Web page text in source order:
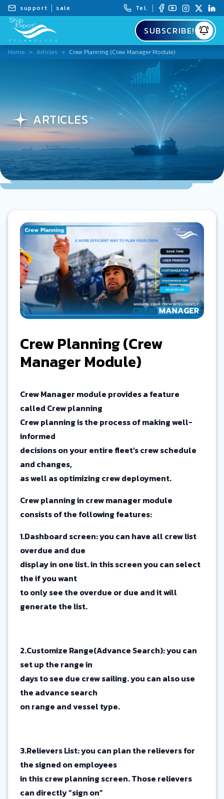
support sale Tel.
SUBSCRIBE!
Home » Articles » Crew Planning (Crew Manager Module)
ARTICLES
Crew Planning (Crew
Manager Module)
Crew Manager module provides a feature
called Crew planning
Crew planning is the process of making well-
informed
decisions on your entire fleet’s crew schedule
and changes,
as well as optimizing crew deployment.
Crew planning in crew manager module
consists of the following features:
1.Dashboard screen: you can have all crew list
overdue and due
display in one list. in this screen you can select
the if you want
to only see the overdue or due and it will
generate the list.
2.Customize Range(Advance Search): you can
set up the range in
days to see due crew sailing. you can also use
the advance search
on range and vessel type.
3.Relievers List: you can plan the relievers for
the signed on employees
in this crew planning screen. Those relievers
can directly “sign on”